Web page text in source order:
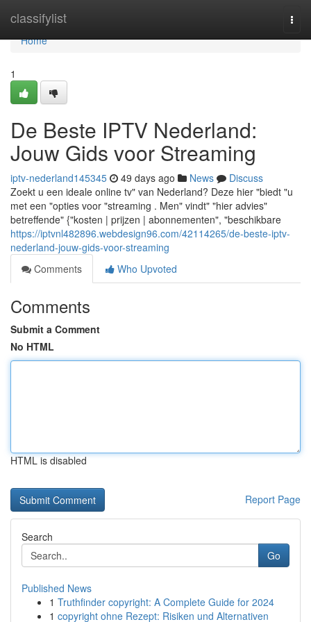
classifylist
Home
Home
1
De Beste IPTV Nederland:
Jouw Gids voor Streaming
iptv-nederland145345 49 days ago News
Discuss
Zoekt u een ideale online tv" van Nederland? Deze hier "biedt "u
met een "opties voor "streaming . Men" vindt" "hier advies"
betreffende" {"kosten | prijzen | abonnementen", "beschikbare
https://iptvnl482896.webdesign96.com/42114265/de-beste-iptv-
nederland-jouw-gids-voor-streaming
Comments
Who Upvoted
Comments
Submit a Comment
No HTML
HTML is disabled
Report Page
Search
Go
Published News
1 Truthfinder copyright: A Complete Guide for 2024
1 copyright ohne Rezept: Risiken und Alternativen